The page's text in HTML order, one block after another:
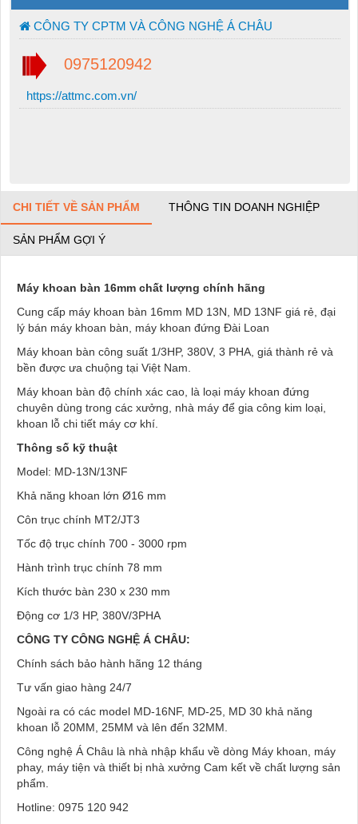
CÔNG TY CPTM VÀ CÔNG NGHỆ Á CHÂU
0975120942
https://attmc.com.vn/
CHI TIẾT VỀ SẢN PHẨM THÔNG TIN DOANH NGHIỆP
SẢN PHẨM GỢI Ý
Máy khoan bàn 16mm chất lượng chính hãng
Cung cấp máy khoan bàn 16mm MD 13N, MD 13NF giá rẻ, đại
lý bán máy khoan bàn, máy khoan đứng Đài Loan
Máy khoan bàn công suất 1/3HP, 380V, 3 PHA, giá thành rẻ và
bền được ưa chuộng tại Việt Nam.
Máy khoan bàn độ chính xác cao, là loại máy khoan đứng
chuyên dùng trong các xưởng, nhà máy để gia công kim loại,
khoan lỗ chi tiết máy cơ khí.
Thông số kỹ thuật
Model: MD-13N/13NF
Khả năng khoan lớn Ø16 mm
Côn trục chính MT2/JT3
Tốc độ trục chính 700 - 3000 rpm
Hành trình trục chính 78 mm
Kích thước bàn 230 x 230 mm
Động cơ 1/3 HP, 380V/3PHA
CÔNG TY CÔNG NGHỆ Á CHÂU:
Chính sách bảo hành hãng 12 tháng
Tư vấn giao hàng 24/7
Ngoài ra có các model MD-16NF, MD-25, MD 30 khả năng
khoan lỗ 20MM, 25MM và lên đến 32MM.
Công nghệ Á Châu là nhà nhập khẩu về dòng Máy khoan, máy
phay, máy tiện và thiết bị nhà xưởng Cam kết về chất lượng sản
phẩm.
Hotline: 0975 120 942